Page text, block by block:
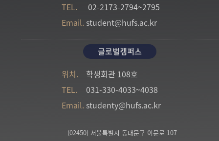
TEL.
02-2173-2794~2795
Email. student@hufs.ac.kr
글로벌캠퍼스
위치.
학생회관 108호
TEL.
031-330-4033~4038
Email. studenty@hufs.ac.kr
(02450) 서울특별시 동대문구 이문로 107